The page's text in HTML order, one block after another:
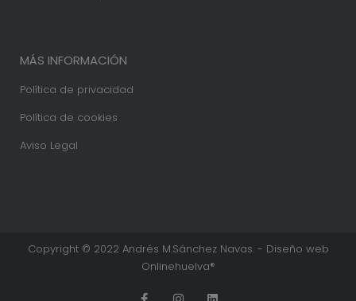
MÁS INFORMACIÓN
Política de privacidad
Política de cookies
Aviso Legal
Copyright © 2022 Andrés M.Sánchez Navas. - Diseño web
Onlinehuelva®